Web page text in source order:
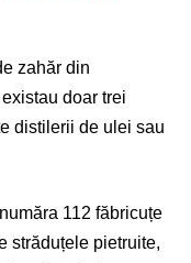
zahăr din
doar trei
distilerii de ulei sau
112 făbricuțe
străduțele pietruite,